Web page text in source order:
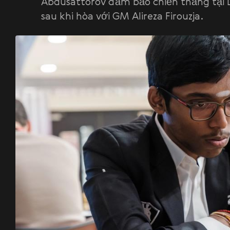
sau khi hòa với GM Alireza Firouzja.